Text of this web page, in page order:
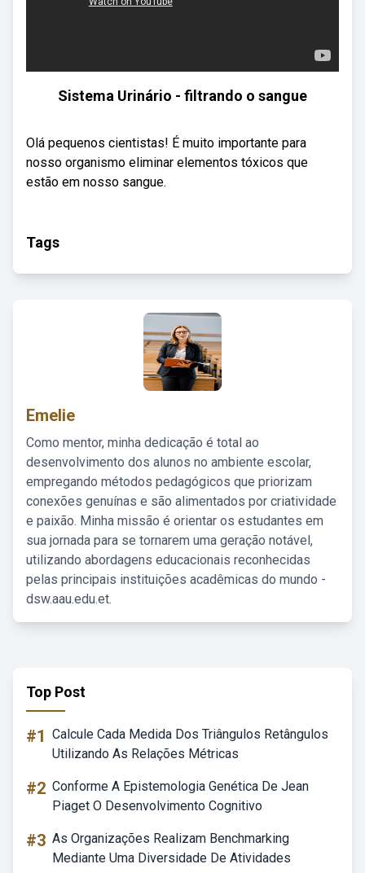
Sistema Urinário - filtrando o sangue
Olá pequenos cientistas! É muito importante para
nosso organismo eliminar elementos tóxicos que
estão em nosso sangue.
Tags
Emelie
Como mentor, minha dedicação é total ao
desenvolvimento dos alunos no ambiente escolar,
empregando métodos pedagógicos que priorizam
conexões genuínas e são alimentados por criatividade
e paixão. Minha missão é orientar os estudantes em
sua jornada para se tornarem uma geração notável,
utilizando abordagens educacionais reconhecidas
pelas principais instituições acadêmicas do mundo -
dsw.aau.edu.et.
Top Post
#1 Calcule Cada Medida Dos Triângulos Retângulos
Utilizando As Relações Métricas
#2 Conforme A Epistemologia Genética De Jean
Piaget O Desenvolvimento Cognitivo
#3 As Organizações Realizam Benchmarking
Mediante Uma Diversidade De Atividades